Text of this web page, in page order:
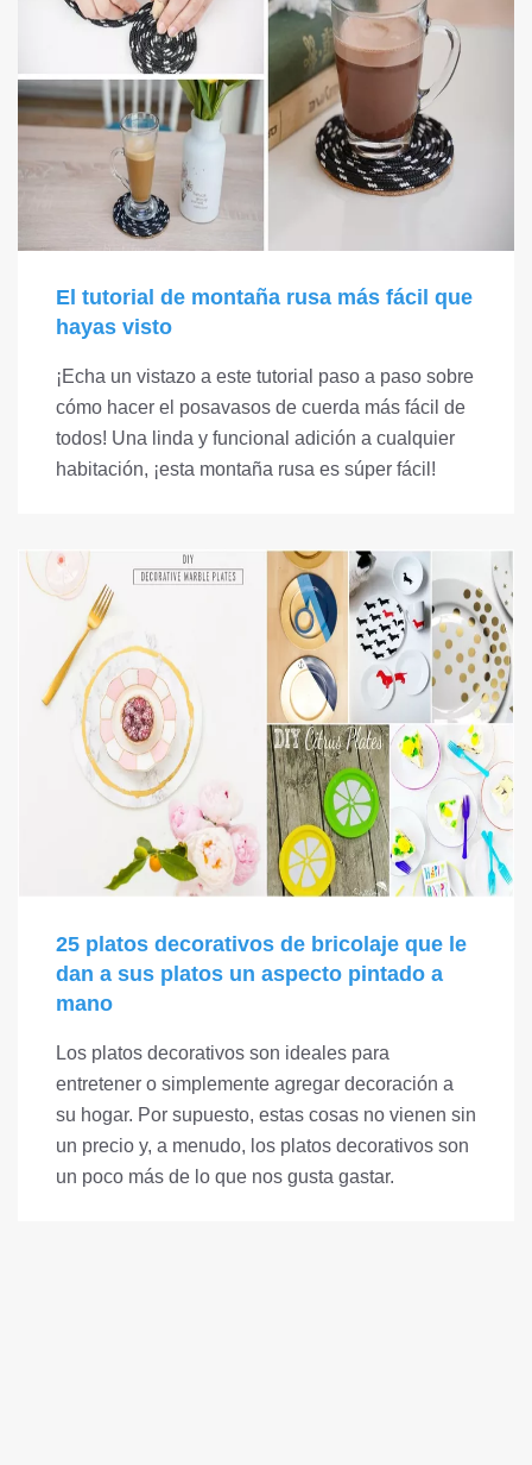
El tutorial de montaña rusa más fácil que
hayas visto
¡Echa un vistazo a este tutorial paso a paso sobre
cómo hacer el posavasos de cuerda más fácil de
todos! Una linda y funcional adición a cualquier
habitación, ¡esta montaña rusa es súper fácil!
25 platos decorativos de bricolaje que le
dan a sus platos un aspecto pintado a
mano
Los platos decorativos son ideales para
entretener o simplemente agregar decoración a
su hogar. Por supuesto, estas cosas no vienen sin
un precio y, a menudo, los platos decorativos son
un poco más de lo que nos gusta gastar.